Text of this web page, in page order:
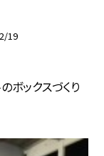
19
ボックスづくり